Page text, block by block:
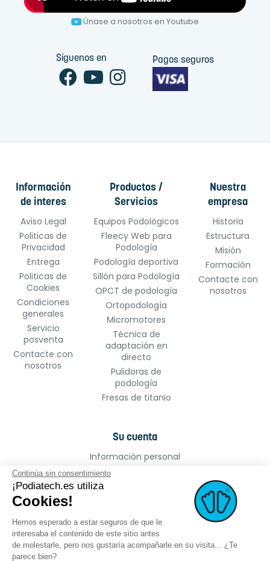
Únase a nosotros en Youtube
Síguenos en Pagos seguros
Información
de interes
Aviso Legal
Politicas de
Privacidad
Entrega
Politicas de
Cookies
Condiciones
generales
Servicio
posventa
Contacte con
nosotros
Productos /
Servicios
Equipos Podológicos
Fleecy Web para
Podología
Podología deportiva
Sillón para Podología
OPCT de podología
Ortopodología
Micromotores
Técnica de
adaptación en
directo
Pulidoras de
podología
Fresas de titanio
Nuestra
empresa
Historia
Estructura
Misión
Formación
Contacte con
nosotros
Su cuenta
Información personal
Facturas por abono
Mis alertas
Continúa sin consentimiento
¡Podiatech.es utiliza
Cookies!
Hemos esperado a estar seguros de que le
interesaba el contenido de este sitio antes
de molestarle, pero nos gustaría acompañarle en su visita... ¿Te
parece bien?